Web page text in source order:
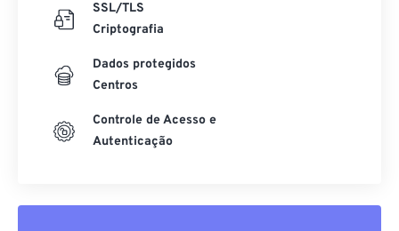
SSL/TLS
Criptografia
Dados protegidos
Centros
Controle de Acesso e
Autenticação